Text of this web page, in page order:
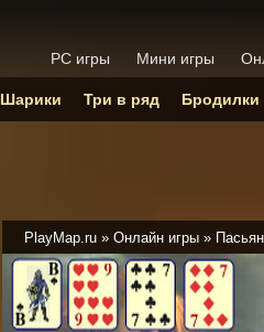
PlayMap.ru » Онлайн игры »
PC игры Мини игры
Шарики Три в ряд Бродилки